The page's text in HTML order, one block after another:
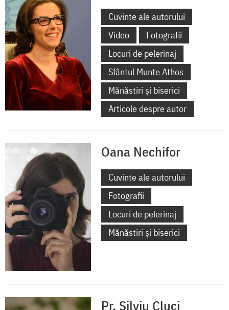
Cuvinte ale autorului
Video
Fotografii
Locuri de pelerinaj
Sfântul Munte Athos
Mănăstiri și biserici
Articole despre autor
Oana Nechifor
Cuvinte ale autorului
Fotografii
Locuri de pelerinaj
Mănăstiri și biserici
Pr. Silviu Cluci